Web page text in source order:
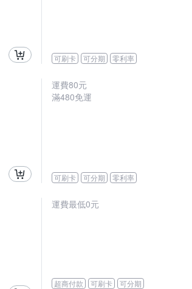
可刷卡 可分期 零利率
運費80元
滿480免運
可刷卡 可分期 零利率
運費最低0元
超商付款 可刷卡
可分期